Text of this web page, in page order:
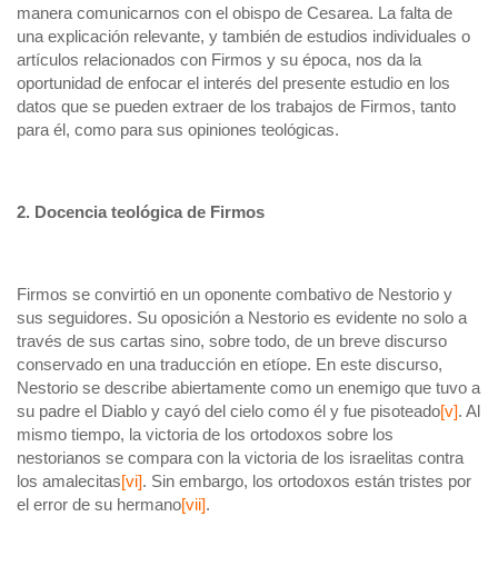
manera comunicarnos con el obispo de Cesarea. La falta de
una explicación relevante, y también de estudios individuales o
artículos relacionados con Firmos y su época, nos da la
oportunidad de enfocar el interés del presente estudio en los
datos que se pueden extraer de los trabajos de Firmos, tanto
para él, como para sus opiniones teológicas.
2. Docencia teológica de Firmos
Firmos se convirtió en un oponente combativo de Nestorio y
sus seguidores. Su oposición a Nestorio es evidente no solo a
través de sus cartas sino, sobre todo, de un breve discurso
conservado en una traducción en etíope. En este discurso,
Nestorio se describe abiertamente como un enemigo que tuvo a
su padre el Diablo y cayó del cielo como él y fue pisoteado[v]. Al
mismo tiempo, la victoria de los ortodoxos sobre los
nestorianos se compara con la victoria de los israelitas contra
los amalecitas[vi]. Sin embargo, los ortodoxos están tristes por
el error de su hermano[vii].